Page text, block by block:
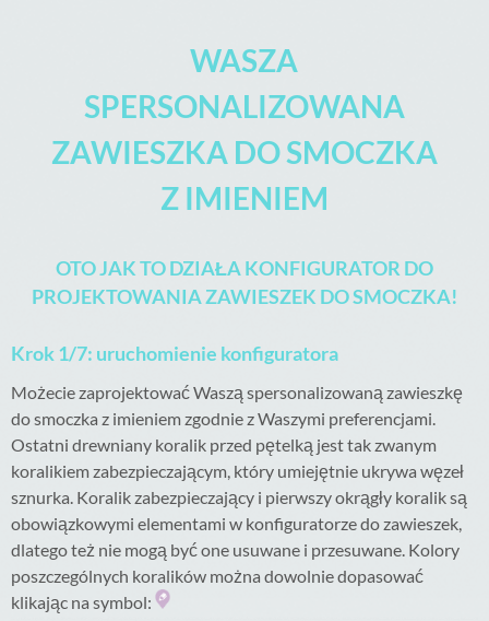
WASZA
SPERSONALIZOWANA
ZAWIESZKA DO SMOCZKA
Z IMIENIEM
OTO JAK TO DZIAŁA KONFIGURATOR DO
PROJEKTOWANIA ZAWIESZEK DO SMOCZKA!
Krok 1/7: uruchomienie konfiguratora
Możecie zaprojektować Waszą spersonalizowaną zawieszkę
do smoczka z imieniem zgodnie z Waszymi preferencjami.
Ostatni drewniany koralik przed pętelką jest tak zwanym
koralikiem zabezpieczającym, który umiejętnie ukrywa węzeł
sznurka. Koralik zabezpieczający i pierwszy okrągły koralik są
obowiązkowymi elementami w konfiguratorze do zawieszek,
dlatego też nie mogą być one usuwane i przesuwane. Kolory
poszczególnych koralików można dowolnie dopasować
klikając na symbol: